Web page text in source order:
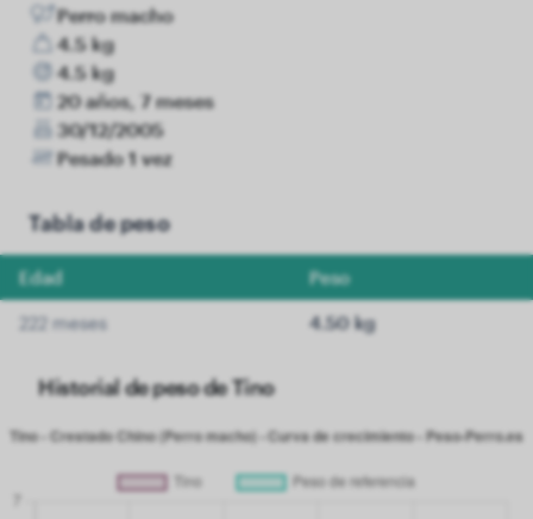
Perro macho
4.5 kg
4.5 kg
20 años, 7 meses
30/12/2005
Pesado 1 vez
Tabla de peso
Edad Peso
222 meses 4.50 kg
Historial de peso de Tino